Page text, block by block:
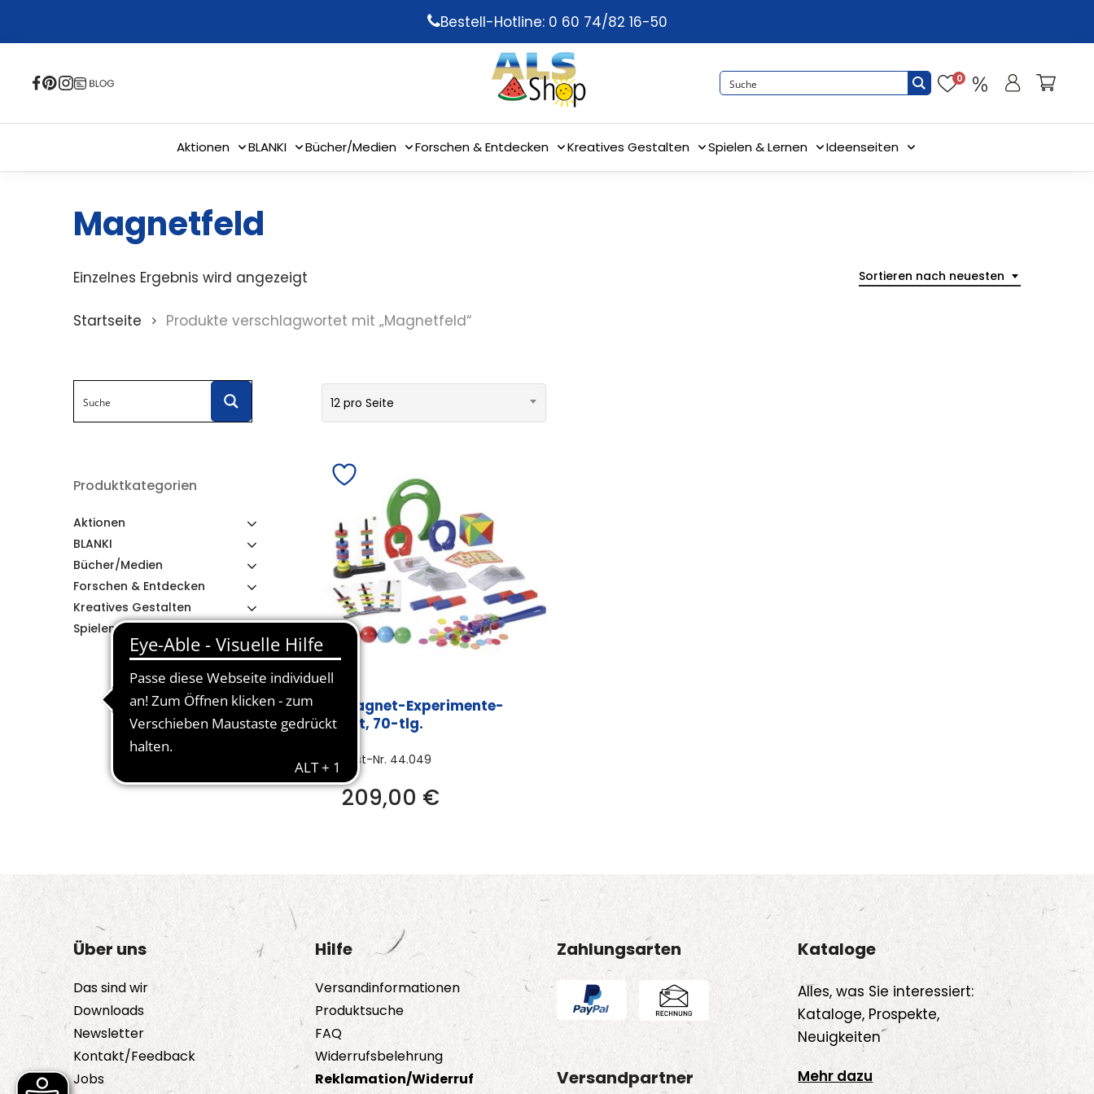
content
Bestell-Hotline: 0 60 74/82 16-50
0
Aktionen BLANKI Bücher/Medien Forschen & Entdecken Kreatives Gestalten Spielen & Lernen Ideenseiten
Magnetfeld
Sortieren nach neuesten
Einzelnes Ergebnis wird angezeigt
Startseite Produkte verschlagwortet mit „Magnetfeld“
Produktkategorien
Aktionen
BLANKI
Bücher/Medien
Forschen & Entdecken
Kreatives Gestalten
Spielen & Lernen
12 pro Seite
Magnet-Experimente-
Set, 70-tlg.
Best-Nr. 44.049
209,00 €
Über uns
Das sind wir
Downloads
Newsletter
Kontakt/Feedback
Jobs
Hilfe
Versandinformationen
Produktsuche
FAQ
Widerrufsbelehrung
Reklamation/Widerruf
Zahlungsarten
Versandpartner
Kataloge
Alles, was Sie interessiert:
Kataloge, Prospekte,
Neuigkeiten
Mehr dazu